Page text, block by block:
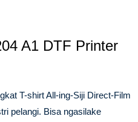
A1 DTF Printer
T-shirt All-ing-Siji Direct-Film
pelangi. Bisa ngasilake